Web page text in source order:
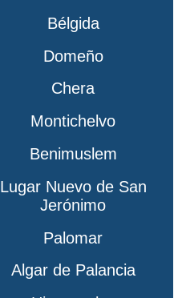
Bélgida
Domeño
Chera
Montichelvo
Benimuslem
Lugar Nuevo de San
Jerónimo
Palomar
Algar de Palancia